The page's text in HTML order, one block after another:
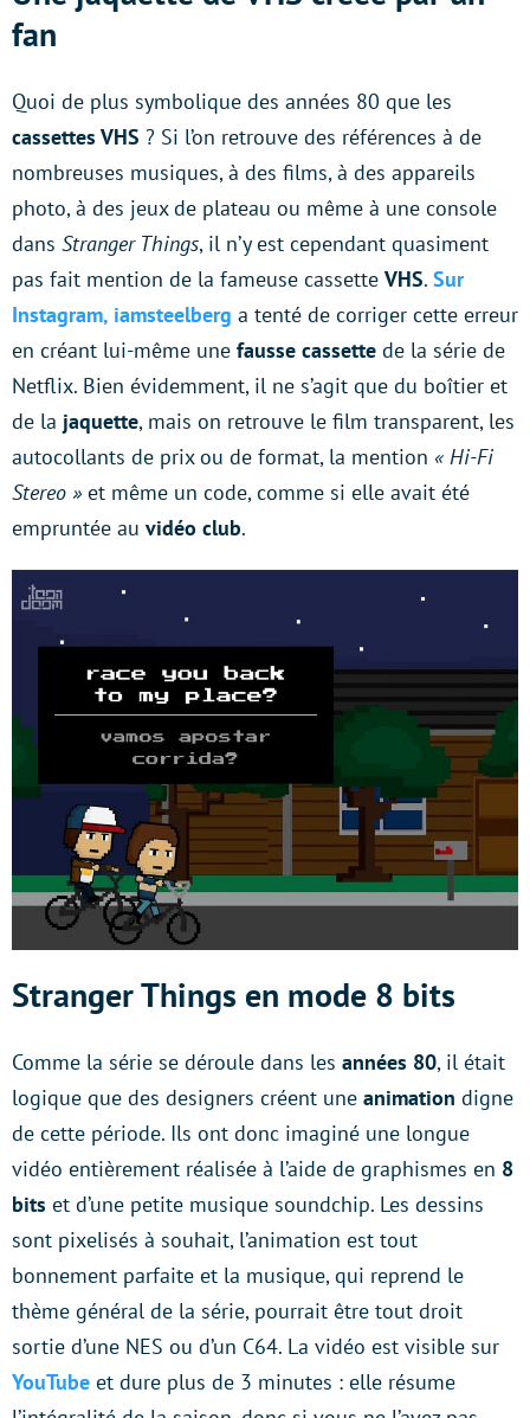
fan
Quoi de plus symbolique des années 80 que les
cassettes VHS ? Si l’on retrouve des références à de
nombreuses musiques, à des films, à des appareils
photo, à des jeux de plateau ou même à une console
dans Stranger Things, il n’y est cependant quasiment
pas fait mention de la fameuse cassette VHS. Sur
Instagram, iamsteelberg a tenté de corriger cette erreur
en créant lui-même une fausse cassette de la série de
Netflix. Bien évidemment, il ne s’agit que du boîtier et
de la jaquette, mais on retrouve le film transparent, les
autocollants de prix ou de format, la mention « Hi-Fi
Stereo » et même un code, comme si elle avait été
empruntée au vidéo club.
Stranger Things en mode 8 bits
Comme la série se déroule dans les années 80, il était
logique que des designers créent une animation digne
de cette période. Ils ont donc imaginé une longue
vidéo entièrement réalisée à l’aide de graphismes en 8
bits et d’une petite musique soundchip. Les dessins
sont pixelisés à souhait, l’animation est tout
bonnement parfaite et la musique, qui reprend le
thème général de la série, pourrait être tout droit
sortie d’une NES ou d’un C64. La vidéo est visible sur
YouTube et dure plus de 3 minutes : elle résume